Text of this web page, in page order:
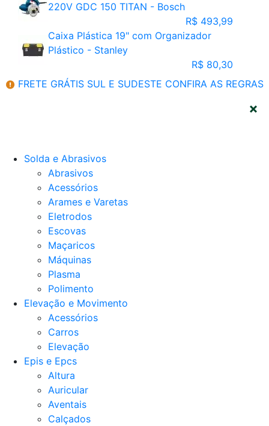
220V GDC 150 TITAN - Bosch
R$ 493,99
Caixa Plástica 19" com Organizador
Plástico - Stanley
R$ 80,30
FRETE GRÁTIS SUL E SUDESTE CONFIRA AS REGRAS
Solda e Abrasivos
Abrasivos
Acessórios
Arames e Varetas
Eletrodos
Escovas
Maçaricos
Máquinas
Plasma
Polimento
Elevação e Movimento
Acessórios
Carros
Elevação
Epis e Epcs
Altura
Auricular
Aventais
Calçados